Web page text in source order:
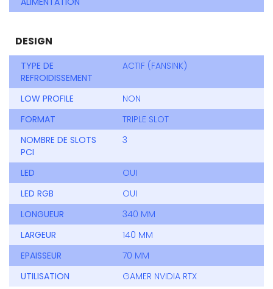
DESIGN
TYPE DE
REFROIDISSEMENT
ACTIF (FANSINK)
LOW PROFILE
NON
FORMAT
TRIPLE SLOT
NOMBRE DE SLOTS
PCI
3
LED
OUI
LED RGB
OUI
LONGUEUR
340 MM
LARGEUR
140 MM
EPAISSEUR
70 MM
UTILISATION
GAMER NVIDIA RTX